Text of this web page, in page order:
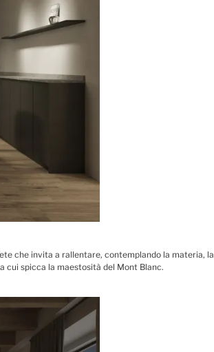
che invita a rallentare, contemplando la materia, la
cui spicca la maestosità del Mont Blanc.